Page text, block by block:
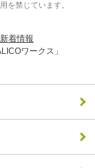
を禁じています。
新着情報
ワークス」